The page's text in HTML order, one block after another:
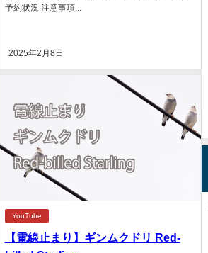
予約状況 注意事項...
2025年2月8日
YouTube
【電線止まり】ギンムクドリ Red-